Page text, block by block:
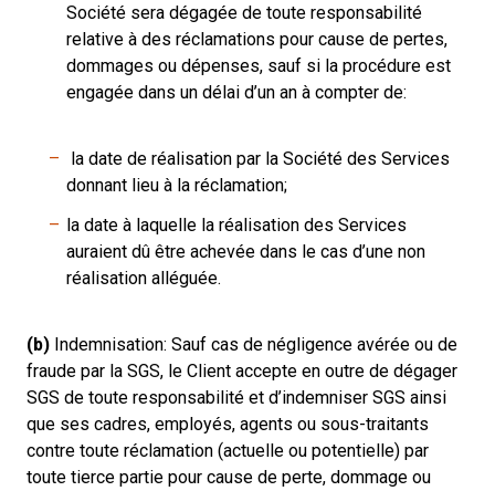
Société sera dégagée de toute responsabilité
relative à des réclamations pour cause de pertes,
dommages ou dépenses, sauf si la procédure est
engagée dans un délai d’un an à compter de:
la date de réalisation par la Société des Services
donnant lieu à la réclamation;
la date à laquelle la réalisation des Services
auraient dû être achevée dans le cas d’une non
réalisation alléguée.
(b) Indemnisation: Sauf cas de négligence avérée ou de
fraude par la SGS, le Client accepte en outre de dégager
SGS de toute responsabilité et d’indemniser SGS ainsi
que ses cadres, employés, agents ou sous-traitants
contre toute réclamation (actuelle ou potentielle) par
toute tierce partie pour cause de perte, dommage ou